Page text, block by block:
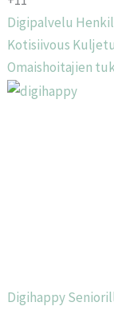
Digipalvelu
Kotisiivous
Omaishoitajien
Digihappy